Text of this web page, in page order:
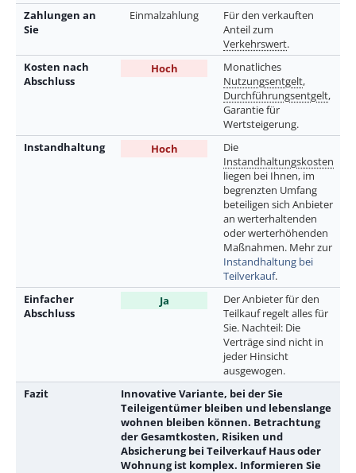
Zahlungen an
Sie
Einmalzahlung
Für den verkauften
Anteil zum
Verkehrswert.
Kosten nach
Abschluss
Hoch
Monatliches
Nutzungsentgelt,
Durchführungsentgelt,
Garantie für
Wertsteigerung.
Instandhaltung
Hoch
Die
Instandhaltungskosten
liegen bei Ihnen, im
begrenzten Umfang
beteiligen sich Anbieter
an werterhaltenden
oder werterhöhenden
Maßnahmen. Mehr zur
Instandhaltung bei
Teilverkauf.
Einfacher
Abschluss
Ja
Der Anbieter für den
Teilkauf regelt alles für
Sie. Nachteil: Die
Verträge sind nicht in
jeder Hinsicht
ausgewogen.
Fazit
Innovative Variante, bei der Sie
Teileigentümer bleiben und lebenslange
wohnen bleiben können. Betrachtung
der Gesamtkosten, Risiken und
Absicherung bei Teilverkauf Haus oder
Wohnung ist komplex. Informieren Sie